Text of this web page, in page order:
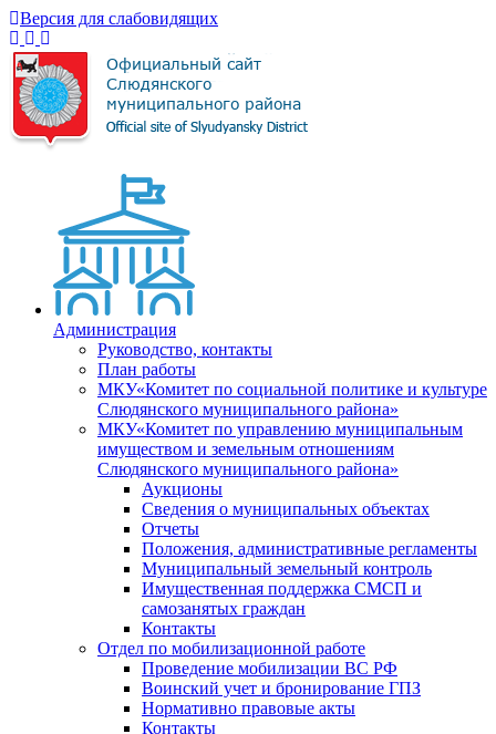
Версия для слабовидящих
Администрация
Руководство, контакты
План работы
МКУ«Комитет по социальной политике и культуре
Слюдянского муниципального района»
МКУ«Комитет по управлению муниципальным
имуществом и земельным отношениям
Слюдянского муниципального района»
Аукционы
Сведения о муниципальных объектах
Отчеты
Положения, административные регламенты
Муниципальный земельный контроль
Имущественная поддержка СМСП и
самозанятых граждан
Контакты
Отдел по мобилизационной работе
Проведение мобилизации ВС РФ
Воинский учет и бронирование ГПЗ
Нормативно правовые акты
Контакты